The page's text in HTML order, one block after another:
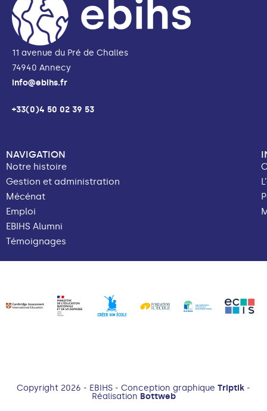
11 avenue du Pré de Challes
74940 Annecy
info@ebihs.fr
+33(0)4 50 02 39 53
NAVIGATION
Notre histoire
Gestion et administration
Mécénat
Emploi
EBIHS Alumni
Témoignages
Copyright 2026 - EBIHS - Conception graphique Triptik -
Réalisation Bottweb